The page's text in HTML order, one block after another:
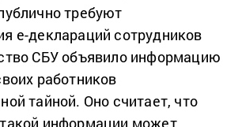
требуют
е-деклараций сотрудников
СБУ объявило информацию
работников
тайной. Оно считает, что
информации может